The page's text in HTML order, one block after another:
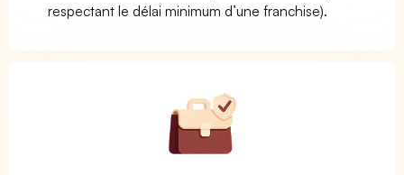
respectant le délai minimum d’une franchise).